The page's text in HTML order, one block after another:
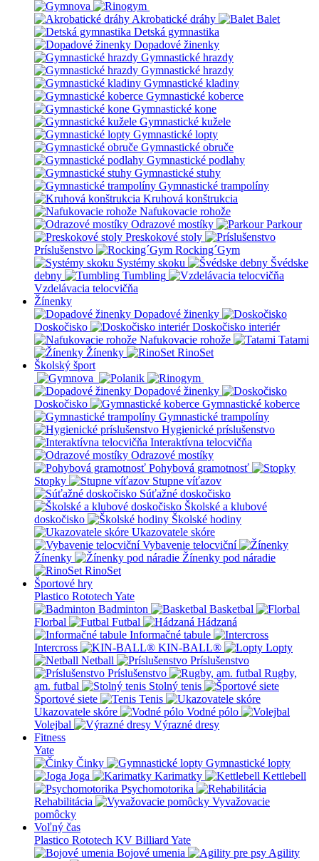
Akrobatické dráhy
Balet
Detská gymnastika
Dopadové žinenky
Gymnastické hrazdy
Gymnastické hrazdy
Gymnastické kladiny
Gymnastické koberce
Gymnastické kone
Gymnastické kužele
Gymnastické lopty
Gymnastické obruče
Gymnastické podlahy
Gymnastické stuhy
Gymnastické trampolíny
Kruhová konštrukcia
Nafukovacie rohože
Odrazové mostíky
Parkour
Preskokové stoly
Príslušenstvo
Rocking´Gym
Systémy skoku
Švédske
debny
Tumbling
Vzdelávacia telocvičňa
Žínenky
Dopadové žinenky
Doskočisko
Doskočisko interiér
Nafukovacie rohože
Tatami
Žínenky
RinoSet
Školský šport
Dopadové žinenky
Doskočisko
Gymnastické koberce
Gymnastické trampolíny
Hygienické príslušenstvo
Interaktívna telocvičňa
Odrazové mostíky
Pohybová gramotnosť
Stopky
Stupne víťazov
Súťažné doskočisko
Školské a klubové
doskočisko
Školské hodiny
Ukazovatele skóre
Vybavenie telocviční
Žínenky
Žínenky pod náradie
RinoSet
Športové hry
Plastico Rototech Yate
Badminton
Basketbal
Florbal
Futbal
Hádzaná
Informačné tabule
Intercross
KIN-BALL®
Lopty
Netball
Príslušenstvo
Príslušenstvo
Rugby,
am. futbal
Stolný tenis
Športové siete
Tenis
Ukazovatele skóre
Vodné pólo
Volejbal
Výrazné dresy
Fitness
Yate
Činky
Gymnastické lopty
Joga
Karimatky
Kettlebell
Psychomotorika
Rehabilitácia
Vyvažovacie
pomôcky
Voľný čas
Plastico Rototech KV Billiard Yate
Bojové umenia
Agility